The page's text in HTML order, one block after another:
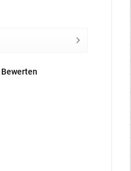
Bewerten